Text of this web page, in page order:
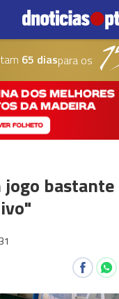
65 diaspara os
jogo bastante